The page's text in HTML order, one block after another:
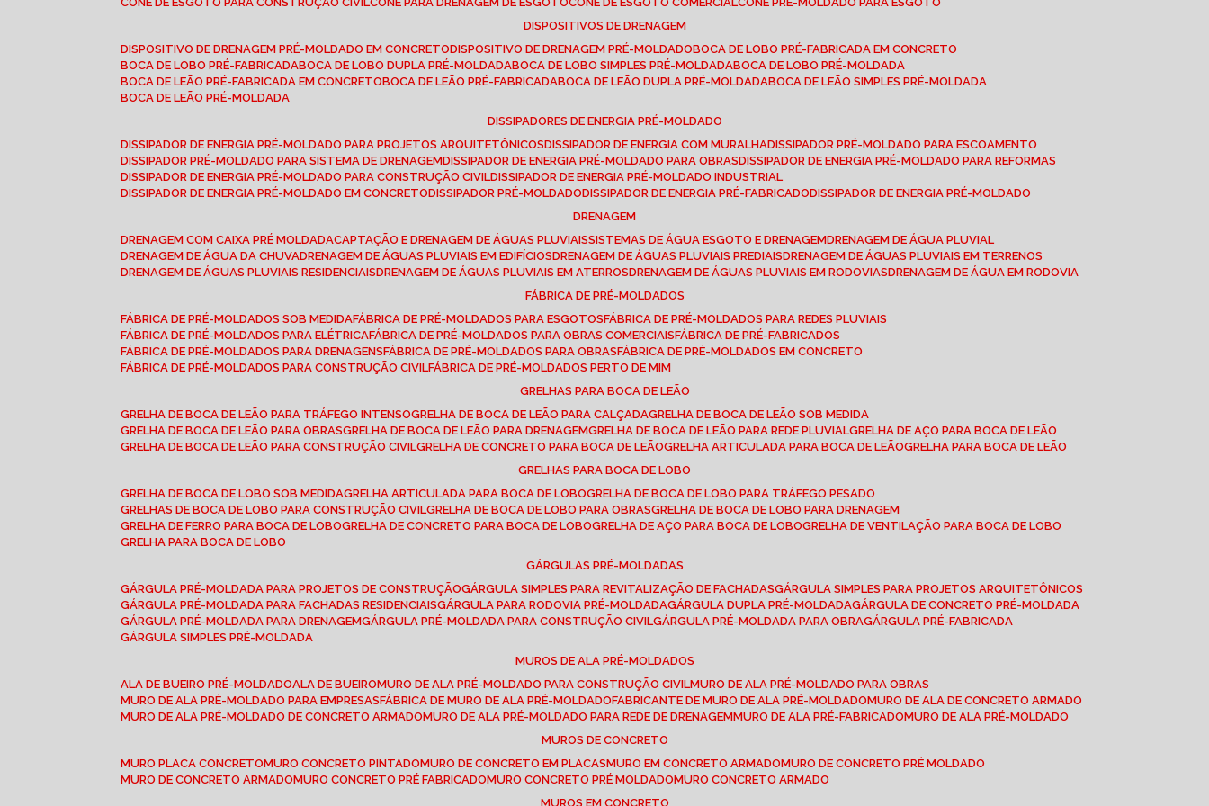
DISPOSITIVOS DE DRENAGEM
DISPOSITIVO DE DRENAGEM PRÉ-MOLDADO EM CONCRETO DISPOSITIVO DE DRENAGEM PRÉ-MOLDADO BOCA DE LOBO PRÉ-FABRICADA EM CONCRETO
BOCA DE LOBO PRÉ-FABRICADA BOCA DE LOBO DUPLA PRÉ-MOLDADA BOCA DE LOBO SIMPLES PRÉ-MOLDADA BOCA DE LOBO PRÉ-MOLDADA
BOCA DE LEÃO PRÉ-FABRICADA EM CONCRETO BOCA DE LEÃO PRÉ-FABRICADA BOCA DE LEÃO DUPLA PRÉ-MOLDADA BOCA DE LEÃO SIMPLES PRÉ-MOLDADA
BOCA DE LEÃO PRÉ-MOLDADA
DISSIPADORES DE ENERGIA PRÉ-MOLDADO
DISSIPADOR DE ENERGIA PRÉ-MOLDADO PARA PROJETOS ARQUITETÔNICOS DISSIPADOR DE ENERGIA COM MURALHA DISSIPADOR PRÉ-MOLDADO PARA ESCOAMENTO
DISSIPADOR PRÉ-MOLDADO PARA SISTEMA DE DRENAGEM DISSIPADOR DE ENERGIA PRÉ-MOLDADO PARA OBRAS DISSIPADOR DE ENERGIA PRÉ-MOLDADO PARA REFORMAS
DISSIPADOR DE ENERGIA PRÉ-MOLDADO PARA CONSTRUÇÃO CIVIL DISSIPADOR DE ENERGIA PRÉ-MOLDADO INDUSTRIAL
DISSIPADOR DE ENERGIA PRÉ-MOLDADO EM CONCRETO DISSIPADOR PRÉ-MOLDADO DISSIPADOR DE ENERGIA PRÉ-FABRICADO DISSIPADOR DE ENERGIA PRÉ-MOLDADO
DRENAGEM
DRENAGEM COM CAIXA PRÉ MOLDADA CAPTAÇÃO E DRENAGEM DE ÁGUAS PLUVIAIS SISTEMAS DE ÁGUA ESGOTO E DRENAGEM DRENAGEM DE ÁGUA PLUVIAL
DRENAGEM DE ÁGUA DA CHUVA DRENAGEM DE ÁGUAS PLUVIAIS EM EDIFÍCIOS DRENAGEM DE ÁGUAS PLUVIAIS PREDIAIS DRENAGEM DE ÁGUAS PLUVIAIS EM TERRENOS
DRENAGEM DE ÁGUAS PLUVIAIS RESIDENCIAIS DRENAGEM DE ÁGUAS PLUVIAIS EM ATERROS DRENAGEM DE ÁGUAS PLUVIAIS EM RODOVIAS DRENAGEM DE ÁGUA EM RODOVIA
FÁBRICA DE PRÉ-MOLDADOS
FÁBRICA DE PRÉ-MOLDADOS SOB MEDIDA FÁBRICA DE PRÉ-MOLDADOS PARA ESGOTOS FÁBRICA DE PRÉ-MOLDADOS PARA REDES PLUVIAIS
FÁBRICA DE PRÉ-MOLDADOS PARA ELÉTRICA FÁBRICA DE PRÉ-MOLDADOS PARA OBRAS COMERCIAIS FÁBRICA DE PRÉ-FABRICADOS
FÁBRICA DE PRÉ-MOLDADOS PARA DRENAGENS FÁBRICA DE PRÉ-MOLDADOS PARA OBRAS FÁBRICA DE PRÉ-MOLDADOS EM CONCRETO
FÁBRICA DE PRÉ-MOLDADOS PARA CONSTRUÇÃO CIVIL FÁBRICA DE PRÉ-MOLDADOS PERTO DE MIM
GRELHAS PARA BOCA DE LEÃO
GRELHA DE BOCA DE LEÃO PARA TRÁFEGO INTENSO
GRELHA DE BOCA DE LEÃO PARA CALÇADA
GRELHA DE BOCA DE LEÃO SOB MEDIDA
GRELHA DE BOCA DE LEÃO PARA OBRAS
GRELHA DE BOCA DE LEÃO PARA DRENAGEM GRELHA DE BOCA DE LEÃO PARA REDE PLUVIAL
GRELHA DE AÇO PARA BOCA DE LEÃO
GRELHA DE BOCA DE LEÃO PARA CONSTRUÇÃO CIVIL
GRELHA DE CONCRETO PARA BOCA DE LEÃO GRELHA ARTICULADA PARA BOCA DE LEÃO
GRELHA PARA BOCA DE LEÃO
GRELHAS PARA BOCA DE LOBO
GRELHA DE BOCA DE LOBO SOB MEDIDA
GRELHA ARTICULADA PARA BOCA DE LOBO
GRELHA DE BOCA DE LOBO PARA TRÁFEGO PESADO
GRELHAS DE BOCA DE LOBO PARA CONSTRUÇÃO CIVIL
GRELHA DE BOCA DE LOBO PARA OBRAS
GRELHA DE BOCA DE LOBO PARA DRENAGEM
GRELHA DE FERRO PARA BOCA DE LOBO
GRELHA DE CONCRETO PARA BOCA DE LOBO GRELHA DE AÇO PARA BOCA DE LOBO
GRELHA DE VENTILAÇÃO PARA BOCA DE LOBO
GRELHA PARA BOCA DE LOBO
GÁRGULAS PRÉ-MOLDADAS
GÁRGULA PRÉ-MOLDADA PARA PROJETOS DE CONSTRUÇÃO
GÁRGULA SIMPLES PARA REVITALIZAÇÃO DE FACHADAS
GÁRGULA SIMPLES PARA PROJETOS ARQUITETÔNICOS
GÁRGULA PRÉ-MOLDADA PARA FACHADAS RESIDENCIAIS
GÁRGULA PARA RODOVIA PRÉ-MOLDADA GÁRGULA DUPLA PRÉ-MOLDADA
GÁRGULA DE CONCRETO PRÉ-MOLDADA
GÁRGULA PRÉ-MOLDADA PARA DRENAGEM
GÁRGULA PRÉ-MOLDADA PARA CONSTRUÇÃO CIVIL GÁRGULA PRÉ-MOLDADA PARA OBRA
GÁRGULA PRÉ-FABRICADA
GÁRGULA SIMPLES PRÉ-MOLDADA
MUROS DE ALA PRÉ-MOLDADOS
ALA DE BUEIRO PRÉ-MOLDADO ALA DE BUEIRO MURO DE ALA PRÉ-MOLDADO PARA CONSTRUÇÃO CIVIL
MURO DE ALA PRÉ-MOLDADO PARA OBRAS
MURO DE ALA PRÉ-MOLDADO PARA EMPRESAS FÁBRICA DE MURO DE ALA PRÉ-MOLDADO FABRICANTE DE MURO DE ALA PRÉ-MOLDADO
MURO DE ALA DE CONCRETO ARMADO
MURO DE ALA PRÉ-MOLDADO DE CONCRETO ARMADO
MURO DE ALA PRÉ-MOLDADO PARA REDE DE DRENAGEM MURO DE ALA PRÉ-FABRICADO
MURO DE ALA PRÉ-MOLDADO
MUROS DE CONCRETO
MURO PLACA CONCRETO
MURO CONCRETO PINTADO MURO DE CONCRETO EM PLACAS MURO EM CONCRETO ARMADO
MURO DE CONCRETO PRÉ MOLDADO
MURO DE CONCRETO ARMADO
MURO CONCRETO PRÉ FABRICADO MURO CONCRETO PRÉ MOLDADO
MURO CONCRETO ARMADO
MUROS EM CONCRETO